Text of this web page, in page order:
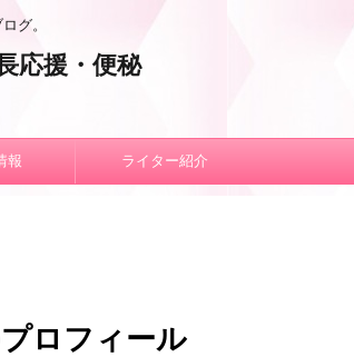
グ。
応援・便秘
報 ライター紹介
ロフィール